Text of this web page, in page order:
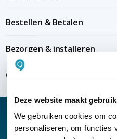
Deze website maakt
We gebruiken cookies om
personaliseren, om functies
Bestellen & Betalen
Bezorgen & installeren
Over KommaGo